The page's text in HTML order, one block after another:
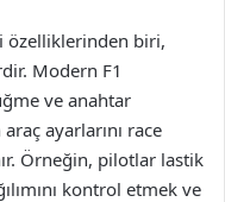
özelliklerinden biri,
Modern F1
ve anahtar
ayarlarını race
Örneğin, pilotlar lastik
kontrol etmek ve